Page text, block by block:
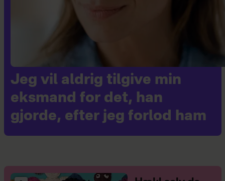
Jeg vil aldrig tilgive min
eksmand for det, han
gjorde, efter jeg forlod ham